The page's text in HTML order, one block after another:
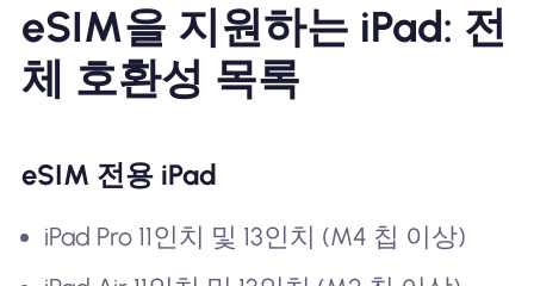
eSIM을 지원하는 iPad: 전
체 호환성 목록
eSIM 전용 iPad
iPad Pro 11인치 및 13인치 (M4 칩 이상)